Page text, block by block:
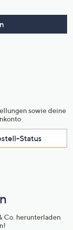
sowie deine
Status
Co. herunterladen